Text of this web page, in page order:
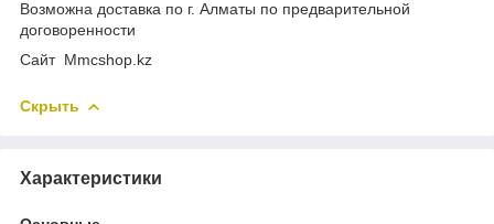
Возможна доставка по г. Алматы по предварительной
договоренности
Cайт Mmcshop.kz
Скрыть
Характеристики